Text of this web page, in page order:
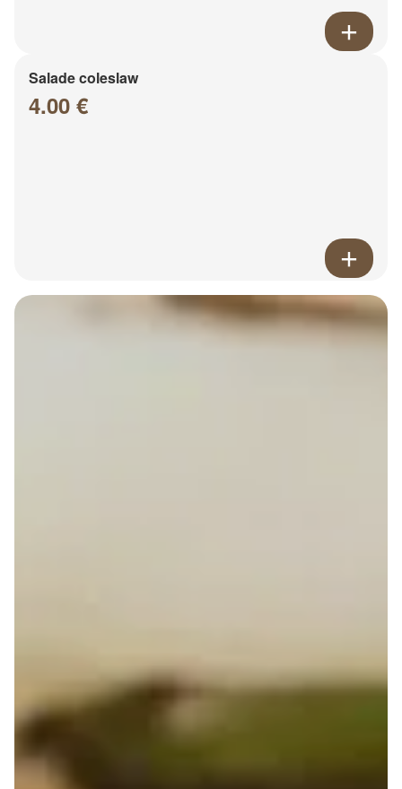
Salade coleslaw
4.00 €